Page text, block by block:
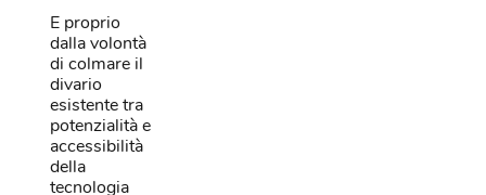
E proprio
dalla volontà
di colmare il
divario
esistente tra
potenzialità e
accessibilità
della
tecnologia